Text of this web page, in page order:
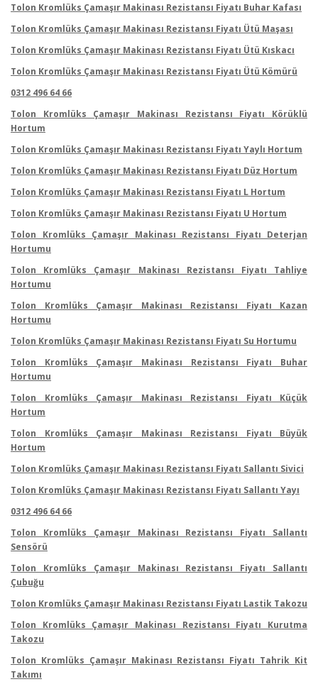
Tolon Kromlüks Çamaşır Makinası Rezistansı Fiyatı Buhar Kafası
Tolon Kromlüks Çamaşır Makinası Rezistansı Fiyatı Ütü Maşası
Tolon Kromlüks Çamaşır Makinası Rezistansı Fiyatı Ütü Kıskacı
Tolon Kromlüks Çamaşır Makinası Rezistansı Fiyatı Ütü Kömürü
0312 496 64 66
Tolon Kromlüks Çamaşır Makinası Rezistansı Fiyatı Körüklü
Hortum
Tolon Kromlüks Çamaşır Makinası Rezistansı Fiyatı Yaylı Hortum
Tolon Kromlüks Çamaşır Makinası Rezistansı Fiyatı Düz Hortum
Tolon Kromlüks Çamaşır Makinası Rezistansı Fiyatı L Hortum
Tolon Kromlüks Çamaşır Makinası Rezistansı Fiyatı U Hortum
Tolon Kromlüks Çamaşır Makinası Rezistansı Fiyatı Deterjan
Hortumu
Tolon Kromlüks Çamaşır Makinası Rezistansı Fiyatı Tahliye
Hortumu
Tolon Kromlüks Çamaşır Makinası Rezistansı Fiyatı Kazan
Hortumu
Tolon Kromlüks Çamaşır Makinası Rezistansı Fiyatı Su Hortumu
Tolon Kromlüks Çamaşır Makinası Rezistansı Fiyatı Buhar
Hortumu
Tolon Kromlüks Çamaşır Makinası Rezistansı Fiyatı Küçük
Hortum
Tolon Kromlüks Çamaşır Makinası Rezistansı Fiyatı Büyük
Hortum
Tolon Kromlüks Çamaşır Makinası Rezistansı Fiyatı Sallantı Sivici
Tolon Kromlüks Çamaşır Makinası Rezistansı Fiyatı Sallantı Yayı
0312 496 64 66
Tolon Kromlüks Çamaşır Makinası Rezistansı Fiyatı Sallantı
Sensörü
Tolon Kromlüks Çamaşır Makinası Rezistansı Fiyatı Sallantı
Çubuğu
Tolon Kromlüks Çamaşır Makinası Rezistansı Fiyatı Lastik Takozu
Tolon Kromlüks Çamaşır Makinası Rezistansı Fiyatı Kurutma
Takozu
Tolon Kromlüks Çamaşır Makinası Rezistansı Fiyatı Tahrik Kit
Takımı